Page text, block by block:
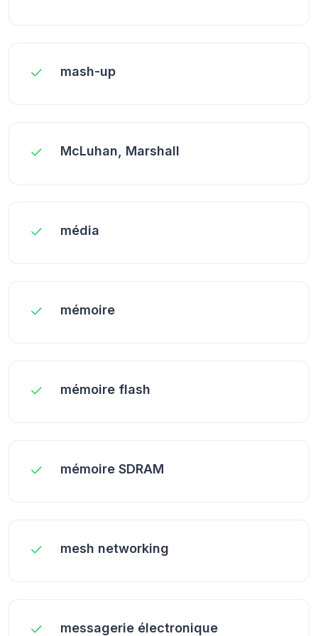
mash-up
McLuhan, Marshall
média
mémoire
mémoire flash
mémoire SDRAM
mesh networking
messagerie électronique